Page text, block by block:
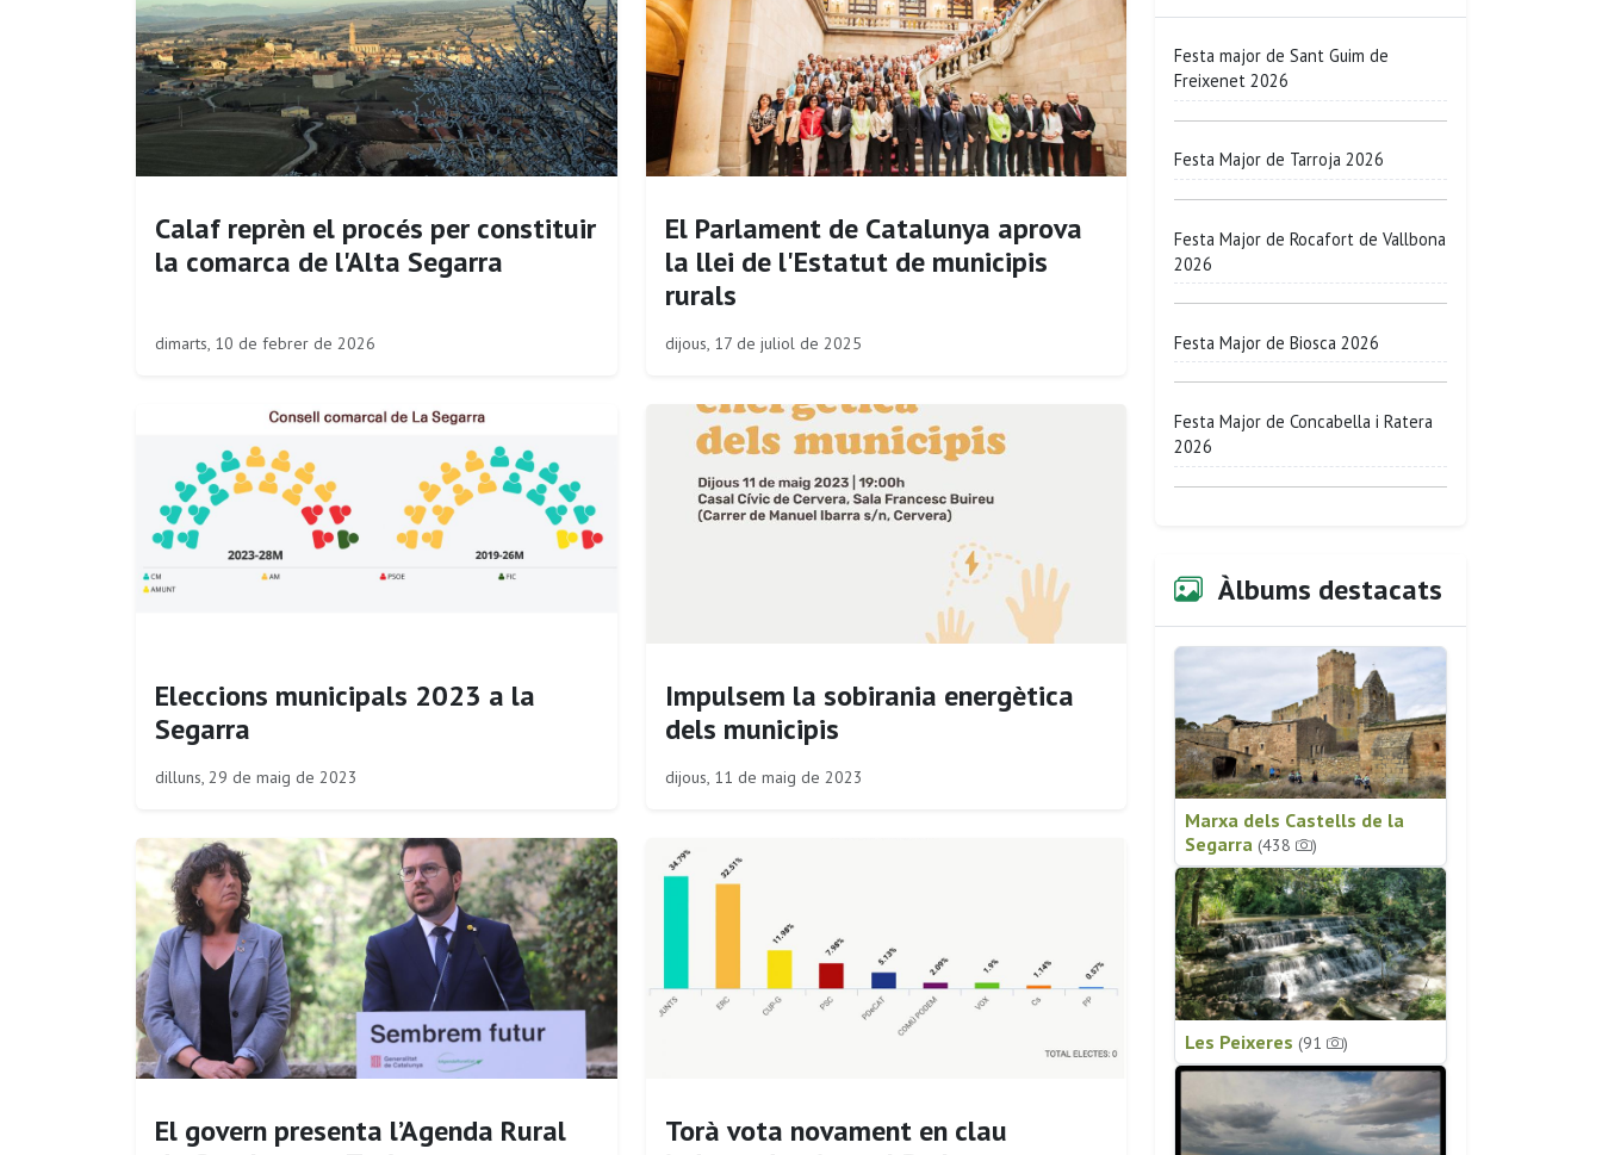
Calaf reprèn el procés per constituir
la comarca de l'Alta Segarra
dimarts, 10 de febrer de 2026
El Parlament de Catalunya aprova
la llei de l'Estatut de municipis
rurals
dijous, 17 de juliol de 2025
Eleccions municipals 2023 a la
Segarra
dilluns, 29 de maig de 2023
Impulsem la sobirania energètica
dels municipis
dijous, 11 de maig de 2023
El govern presenta l’Agenda Rural
Torà vota novament en clau
Festa major de Sant Guim de
Freixenet 2026
Festa Major de Tarroja 2026
Festa Major de Rocafort de Vallbona
2026
Festa Major de Biosca 2026
Festa Major de Concabella i Ratera
2026
Àlbums destacats
Marxa dels Castells de la
Segarra (438 )
Les Peixeres (91 )